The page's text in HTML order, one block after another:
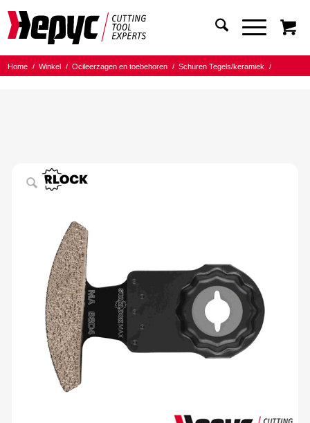
Home / Winkel / Ocileerzagen en toebehoren / Schuren Tegels/keramiek
/